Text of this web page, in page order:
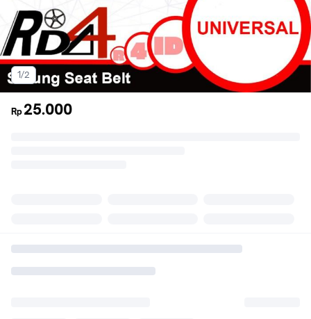
1/2
Rp 25.000